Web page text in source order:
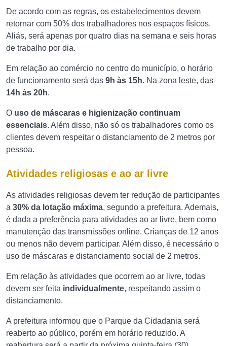
De acordo com as regras, os estabelecimentos devem
retornar com 50% dos trabalhadores nos espaços físicos.
Aliás, será apenas por quatro dias na semana e seis horas
de trabalho por dia.
Em relação ao comércio no centro do município, o horário
de funcionamento será das 9h às 15h. Na zona leste, das
14h às 20h.
O uso de máscaras e higienização continuam
essenciais. Além disso, não só os trabalhadores como os
clientes devem respeitar o distanciamento de 2 metros por
pessoa.
Atividades religiosas e ao ar livre
As atividades religiosas devem ter redução de participantes
a 30% da lotação máxima, segundo a prefeitura. Ademais,
é dada a preferência para atividades ao ar livre, bem como
manutenção das transmissões online. Crianças de 12 anos
ou menos não devem participar. Além disso, é necessário o
uso de máscaras e distanciamento social de 2 metros.
Em relação às atividades que ocorrem ao ar livre, todas
devem ser feita individualmente, respeitando assim o
distanciamento.
A prefeitura informou que o Parque da Cidadania será
reaberto ao público, porém em horário reduzido. A